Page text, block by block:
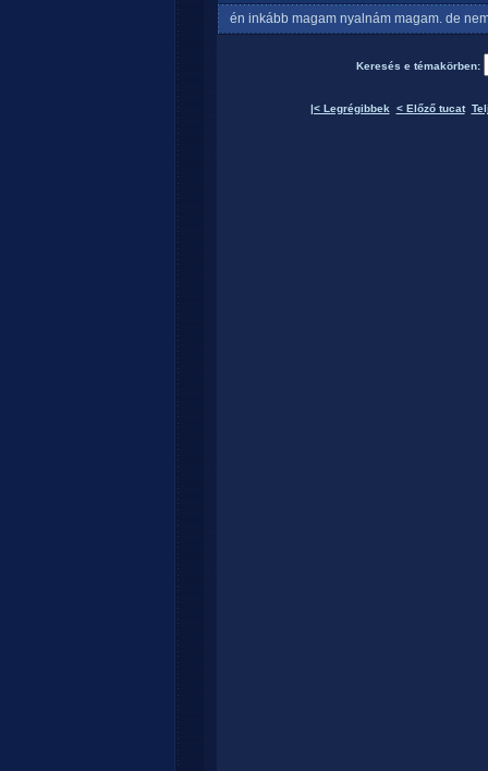
én inkább magam nyalnám magam. de
Keresés e témakörben:
|< Legrégibbek < Előző tucat